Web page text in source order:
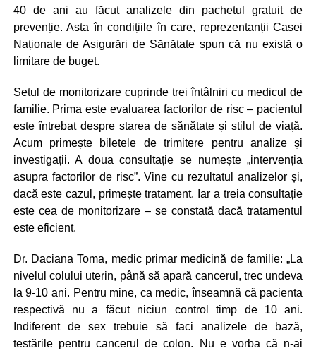
40 de ani au făcut analizele din pachetul gratuit de
prevenție. Asta în condițiile în care, reprezentanții Casei
Naționale de Asigurări de Sănătate spun că nu există o
limitare de buget.
Setul de monitorizare cuprinde trei întâlniri cu medicul de
familie. Prima este evaluarea factorilor de risc – pacientul
este întrebat despre starea de sănătate și stilul de viață.
Acum primește biletele de trimitere pentru analize și
investigații. A doua consultație se numește „intervenția
asupra factorilor de risc”. Vine cu rezultatul analizelor și,
dacă este cazul, primește tratament. Iar a treia consultație
este cea de monitorizare – se constată dacă tratamentul
este eficient.
Dr. Daciana Toma, medic primar medicină de familie: „La
nivelul colului uterin, până să apară cancerul, trec undeva
la 9-10 ani. Pentru mine, ca medic, înseamnă că pacienta
respectivă nu a făcut niciun control timp de 10 ani.
Indiferent de sex trebuie să faci analizele de bază,
testările pentru cancerul de colon. Nu e vorba că n-ai